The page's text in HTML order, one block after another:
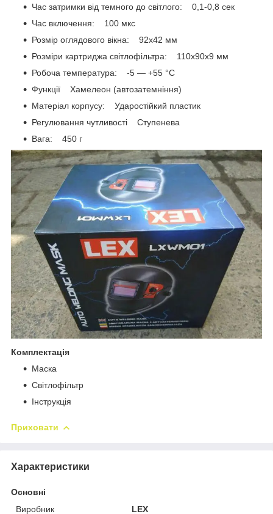
Час затримки від темного до світлого: 0,1-0,8 сек
Час включення: 100 мкс
Розмір оглядового вікна: 92x42 мм
Розміри картриджа світлофільтра: 110x90x9 мм
Робоча температура: -5 — +55 °C
Функції Хамелеон (автозатемніння)
Матеріал корпусу: Ударостійкий пластик
Регулювання чутливості Ступенева
Вага: 450 г
Комплектація
Маска
Світлофільтр
Інструкція
Приховати
Характеристики
Основні
Виробник
LEX